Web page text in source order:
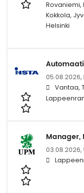
Rovaniemi,
Kokkola,
Helsinki
05.08.2026,
Vantaa,
Manager,
03.08.2026,